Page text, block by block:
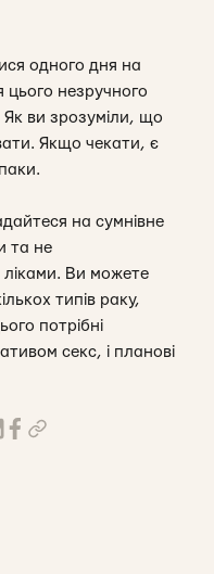
одного дня на
цього незручного
Як ви зрозуміли, що
Якщо чекати, є
на сумнівне
та не
Ви можете
типів раку,
потрібні
секс, і планові